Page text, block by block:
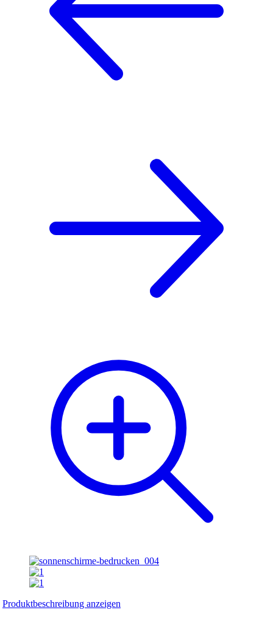
Produktbeschreibung anzeigen